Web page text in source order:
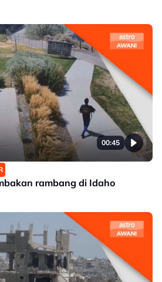
00:45
rambang di Idaho